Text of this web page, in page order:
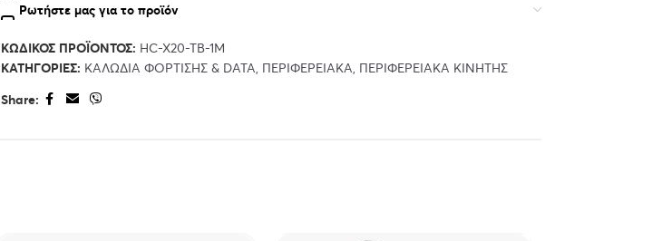
Ρωτήστε μας για το προϊόν
ΚΩΔΙΚΌΣ ΠΡΟΪΌΝΤΟΣ: HC-X20-TB-1M
ΚΑΤΗΓΟΡΊΕΣ: ΚΑΛΩΔΙΑ ΦΟΡΤΙΣΗΣ & DATA, ΠΕΡΙΦΕΡΕΙΑΚΑ, ΠΕΡΙΦΕΡΕΙΑΚΑ ΚΙΝΗΤΗΣ
Share: